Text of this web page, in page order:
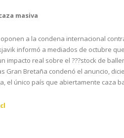
masiva
a la condena internacional
informó a mediados de octubre
impacto real sobre el ???stock de
Gran Bretaña condenó el anuncio,
el único país que abiertamente caza